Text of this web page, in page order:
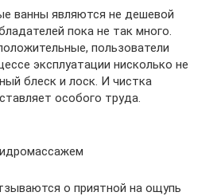
ванны являются не дешевой
пока не так много.
пользователи
эксплуатации нисколько не
блеск и лоск. И чистка
особого труда.
о приятной на ощупь